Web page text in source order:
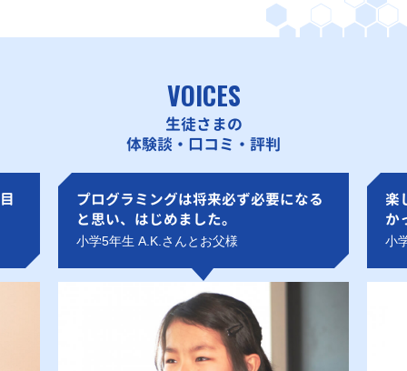
VOICES
生徒さまの
体験談・口コミ・評判
プログラミングは将来必ず必要になる
と思い、はじめました。
小学5年生 A.K.さんとお父様
楽
か
小